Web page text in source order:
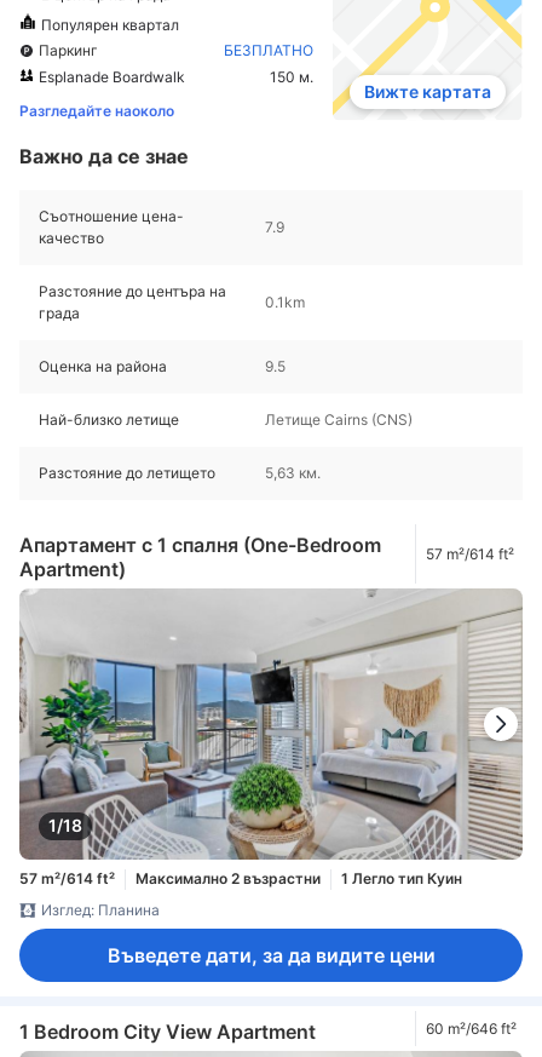
Популярен квартал
Паркинг
БЕЗПЛАТНО
Esplanade Boardwalk
150 м.
Разгледайте наоколо
Вижте картата
Важно да се знае
Съотношение цена-
качество
7.9
Разстояние до центъра на
града
0.1km
Оценка на района 9.5
Най-близко летище Летище Cairns (CNS)
Разстояние до летището 5,63 км.
Апартамент с 1 спалня (One-Bedroom
Apartment)
57 m²/614 ft²
1/18
57 m²/614 ft² Максимално 2 възрастни
1 Легло тип Куин
Изглед: Планина
Въведете дати, за да видите цени
1 Bedroom City View Apartment 60 m²/646 ft²